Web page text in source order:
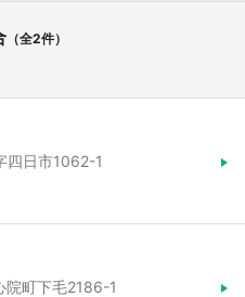
（全2件）
四日市1062-1
町下毛2186-1